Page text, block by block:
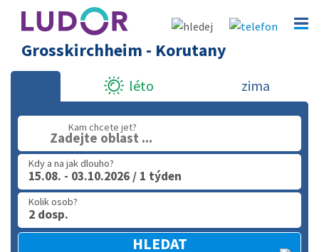
Grosskirchheim - Korutany
léto zima
Kam chcete jet?
Zadejte oblast ...
Kdy a na jak dlouho?
15.08. - 03.10.2026 / 1 týden
Kolik osob?
2 dosp.
HLEDAT